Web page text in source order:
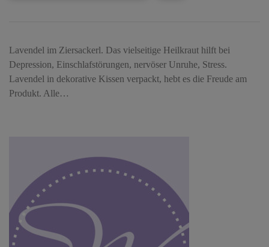
Lavendel im Ziersackerl. Das vielseitige Heilkraut hilft bei
Depression, Einschlafstörungen, nervöser Unruhe, Stress.
Lavendel in dekorative Kissen verpackt, hebt es die Freude am
Produkt. Alle…